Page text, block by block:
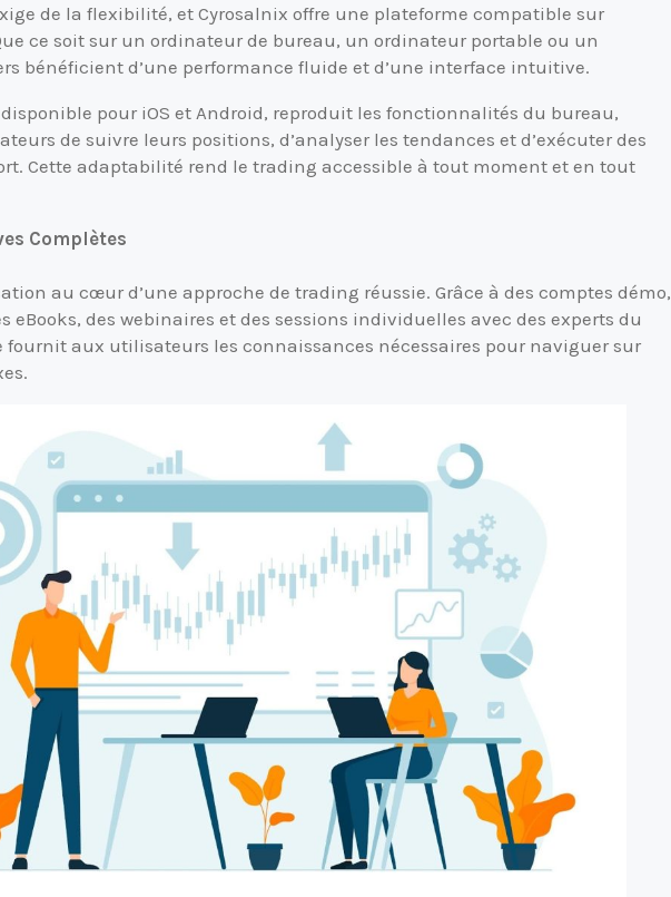
de la flexibilité, et Cyrosalnix offre une plateforme compatible sur
ce soit sur un ordinateur de bureau, un ordinateur portable ou un
bénéficient d’une performance fluide et d’une interface intuitive.
pour iOS et Android, reproduit les fonctionnalités du bureau,
de suivre leurs positions, d’analyser les tendances et d’exécuter des
Cette adaptabilité rend le trading accessible à tout moment et en tout
Complètes
au cœur d’une approche de trading réussie. Grâce à des comptes démo,
eBooks, des webinaires et des sessions individuelles avec des experts du
fournit aux utilisateurs les connaissances nécessaires pour naviguer sur